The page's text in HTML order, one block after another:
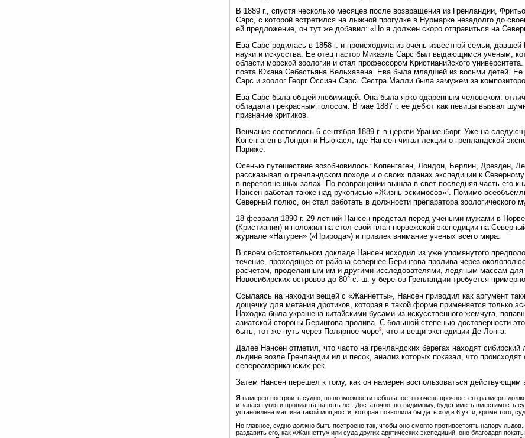
В 1889 г., спустя несколько месяцев после возвращения из Гренландии,
Сарс, с которой встретился на лыжной прогулке в Нурмарке незадолго до
ей предложение, он тут же добавил: «Но я должен скоро отправиться на
Ева Сарс родилась в 1858 г. и происходила из очень известной семьи,
науки и искусства. Ее отец пастор Микаэль Сарс был выдающимся ученым,
области морской зоологии и стал профессором Кристианийского
поэта Юхана Себастьяна Вельхавена. Ева была младшей из восьми детей.
Сарс и зоолог Георг Оссиан Сарс. Сестра Малли была замужем за
Ева Сарс была общей любимицей. Она была ярко одаренным человеком:
обладала прекрасным голосом. В мае 1887 г. ее дебют как певицы вызвал
признание критиков.
Венчание состоялось 6 сентября 1889 г. в церкви Ураниенборг. Уже на
Копенгаген в Лондон и Ньюкасл, где Нансен читал лекции о гренландской
Париже.
Осенью путешествие возобновилось: Копенгаген, Лондон, Берлин, Дрезден,
рассказывал о гренландском походе и о своих планах экспедиции к
в переполненных залах. По возвращении вышла в свет последняя часть его
Нансен работал также над рукописью «Жизнь эскимосов»7. Помимо
Северный полюс, он стал работать в должности препаратора зоологического
18 февраля 1890 г. 29-летний Нансен предстал перед учеными мужами в
(Кристиания) и положил на стол свой план норвежской экспедиции на
журнале «Натурен» («Природа») и привлек внимание ученых всего мира.
В своем обстоятельном докладе Нансен исходил из уже упомянутого
течение, проходящее от района севернее Берингова пролива через
расчетам, проделанным им и другими исследователями, ледяным массам
Новосибирских островов до 80° с. ш. у берегов Гренландии требуется примерно
Ссылаясь на находки вещей с «Жаннетты», Нансен приводил как аргумент
дощечку для метания дротиков, которая в такой форме применяется только
Находка была украшена китайскими бусами из искусственного жемчуга,
азиатской стороны Берингова пролива. С большой степенью достоверности
быть, тот же путь через Полярное море8, что и вещи экспедиции Де-Лонга.
Далее Нансен отметил, что часто на гренландских берегах находят
льдине возле Гренландии ил и песок, анализ которых показал, что происходят
североамериканских рек.
Затем Нансен перешел к тому, как он намерен воспользоваться
Я намерен построить судно, по возможности небольшое, но очень прочное: его размеры
и запасы угля и провианта на пять лет. Достаточно, по-видимому, будет иметь вместимость
установлена машина такой мощности, которая позволила бы дать ход в 6 уз. и, кроме того,
Но главное, судно должно быть построено так, чтобы оно смогло противостоять напору
раздавить его, как «Жаннетту» или суда других арктических экспедиций, оно благодаря